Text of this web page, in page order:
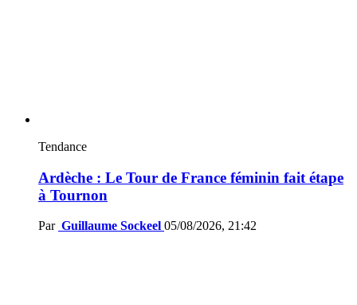
Tendance
Ardèche : Le Tour de France féminin fait étape
à Tournon
Par Guillaume Sockeel 05/08/2026, 21:42